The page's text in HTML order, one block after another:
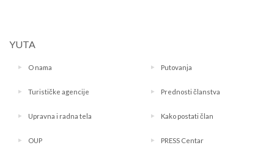
YUTA
O nama Putovanja
Turističke agencije Prednosti članstva
Upravna i radna tela Kako postati član
OUP PRESS Centar